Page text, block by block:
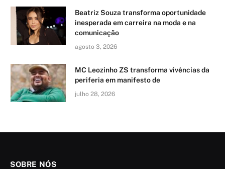
Beatriz Souza transforma oportunidade
inesperada em carreira na moda e na
comunicação
agosto 3, 2026
MC Leozinho ZS transforma vivências da
periferia em manifesto de
julho 28, 2026
SOBRE NÓS